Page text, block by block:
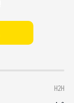
H2H